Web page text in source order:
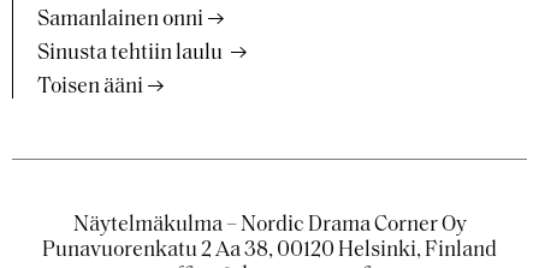
Samanlainen onni
Sinusta tehtiin laulu
Toisen ääni
Näytelmäkulma – Nordic Drama Corner Oy
Punavuorenkatu 2 Aa 38, 00120 Helsinki, Finland